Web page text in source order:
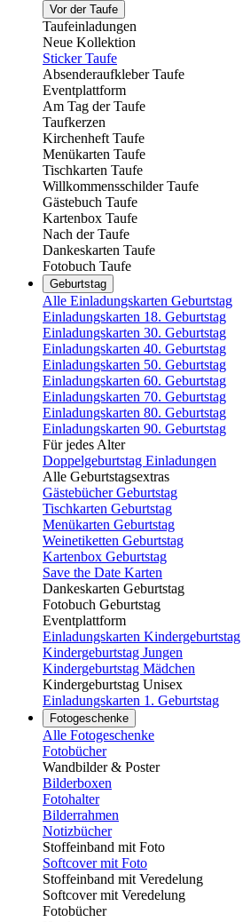
Vor der Taufe
Taufeinladungen
Neue Kollektion
Sticker Taufe
Absenderaufkleber Taufe
Eventplattform
Am Tag der Taufe
Taufkerzen
Kirchenheft Taufe
Menükarten Taufe
Tischkarten Taufe
Willkommensschilder Taufe
Gästebuch Taufe
Kartenbox Taufe
Nach der Taufe
Dankeskarten Taufe
Fotobuch Taufe
Geburtstag
Alle Einladungskarten Geburtstag
Einladungskarten 18. Geburtstag
Einladungskarten 30. Geburtstag
Einladungskarten 40. Geburtstag
Einladungskarten 50. Geburtstag
Einladungskarten 60. Geburtstag
Einladungskarten 70. Geburtstag
Einladungskarten 80. Geburtstag
Einladungskarten 90. Geburtstag
Für jedes Alter
Doppelgeburtstag Einladungen
Alle Geburtstagsextras
Gästebücher Geburtstag
Tischkarten Geburtstag
Menükarten Geburtstag
Weinetiketten Geburtstag
Kartenbox Geburtstag
Save the Date Karten
Dankeskarten Geburtstag
Fotobuch Geburtstag
Eventplattform
Einladungskarten Kindergeburtstag
Kindergeburtstag Jungen
Kindergeburtstag Mädchen
Kindergeburtstag Unisex
Einladungskarten 1. Geburtstag
Fotogeschenke
Alle Fotogeschenke
Fotobücher
Wandbilder & Poster
Bilderboxen
Fotohalter
Bilderrahmen
Notizbücher
Stoffeinband mit Foto
Softcover mit Foto
Stoffeinband mit Veredelung
Softcover mit Veredelung
Fotobücher